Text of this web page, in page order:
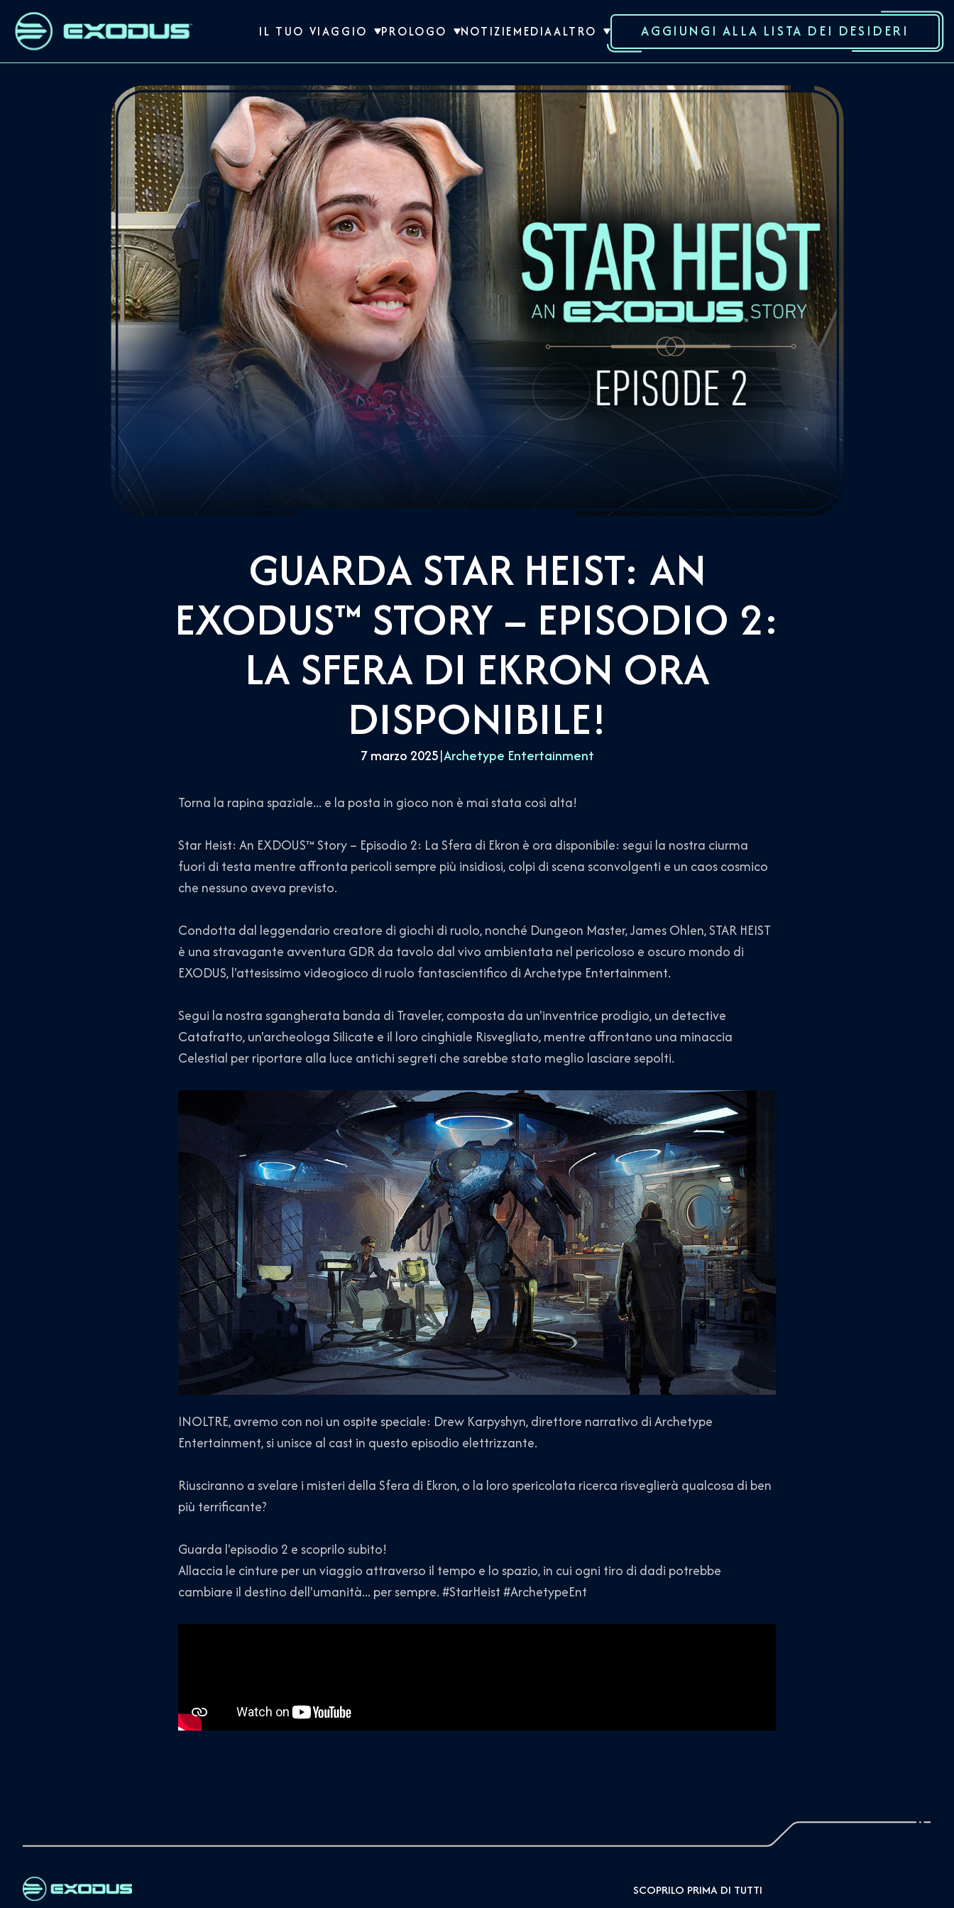
IL TUO VIAGGIO PROLOGO NOTIZIEMEDIAALTRO AGGIUNGI ALLA LISTA DEI DESIDERI
GUARDA STAR HEIST: AN
EXODUS™ STORY – EPISODIO 2:
LA SFERA DI EKRON ORA
DISPONIBILE!
7 marzo 2025|Archetype Entertainment
Torna la rapina spaziale... e la posta in gioco non è mai stata così alta!
Star Heist: An EXDOUS™ Story – Episodio 2: La Sfera di Ekron è ora disponibile: segui la nostra ciurma
fuori di testa mentre affronta pericoli sempre più insidiosi, colpi di scena sconvolgenti e un caos cosmico
che nessuno aveva previsto.
Condotta dal leggendario creatore di giochi di ruolo, nonché Dungeon Master, James Ohlen, STAR HEIST
è una stravagante avventura GDR da tavolo dal vivo ambientata nel pericoloso e oscuro mondo di
EXODUS, l'attesissimo videogioco di ruolo fantascientifico di Archetype Entertainment.
Segui la nostra sgangherata banda di Traveler, composta da un'inventrice prodigio, un detective
Catafratto, un'archeologa Silicate e il loro cinghiale Risvegliato, mentre affrontano una minaccia
Celestial per riportare alla luce antichi segreti che sarebbe stato meglio lasciare sepolti.
INOLTRE, avremo con noi un ospite speciale: Drew Karpyshyn, direttore narrativo di Archetype
Entertainment, si unisce al cast in questo episodio elettrizzante.
Riusciranno a svelare i misteri della Sfera di Ekron, o la loro spericolata ricerca risveglierà qualcosa di ben
più terrificante?
Guarda l'episodio 2 e scoprilo subito!
Allaccia le cinture per un viaggio attraverso il tempo e lo spazio, in cui ogni tiro di dadi potrebbe
cambiare il destino dell'umanità... per sempre. #StarHeist #ArchetypeEnt
SCOPRILO PRIMA DI TUTTI